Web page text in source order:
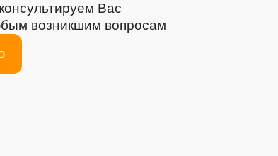
Вас
возникшим вопросам